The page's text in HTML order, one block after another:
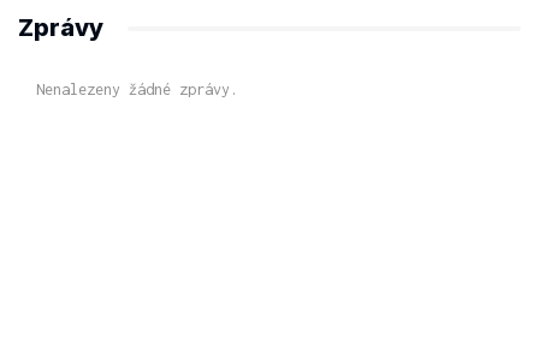
Zprávy
Nenalezeny žádné zprávy.